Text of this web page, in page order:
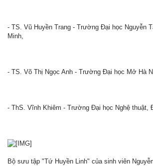
- TS. Vũ Huyền Trang - Trường Đại học Nguyễn
Minh,
- TS. Võ Thị Ngọc Anh - Trường Đại học Mở Hà
- ThS. Vĩnh Khiêm - Trường Đại học Nghệ thuật,
Bộ sưu tập "Tứ Huyền Linh" của sinh viên